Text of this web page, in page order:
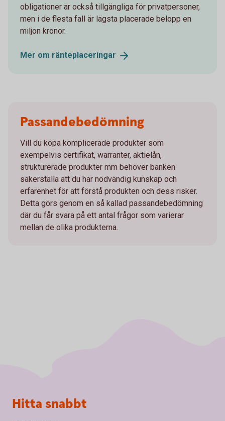
obligationer är också tillgängliga för privatpersoner,
men i de flesta fall är lägsta placerade belopp en
miljon kronor.
Mer om ränteplaceringar
Passandebedömning
Vill du köpa komplicerade produkter som
exempelvis certifikat, warranter, aktielån,
strukturerade produkter mm behöver banken
säkerställa att du har nödvändig kunskap och
erfarenhet för att förstå produkten och dess risker.
Detta görs genom en så kallad passandebedömning
där du får svara på ett antal frågor som varierar
mellan de olika produkterna.
Sidfot
Hitta snabbt